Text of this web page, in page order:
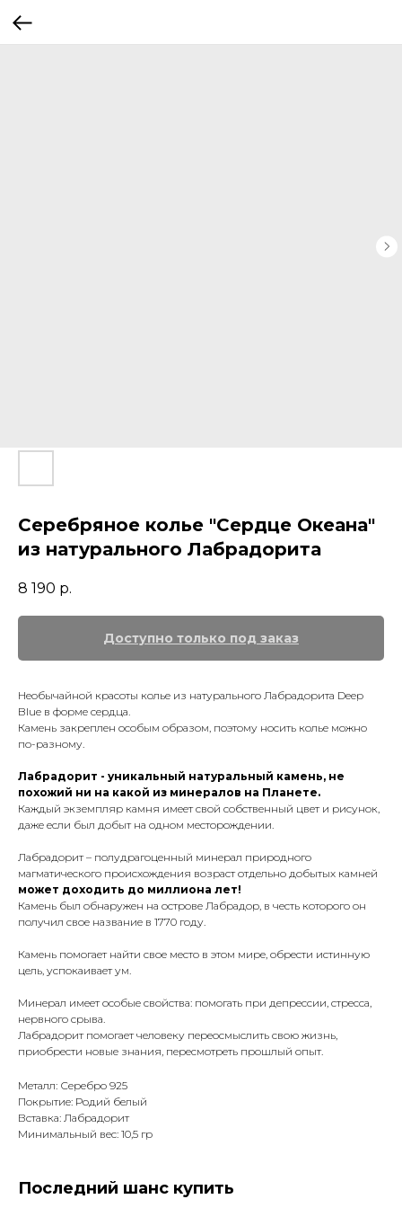
Серебряное колье "Сердце Океана"
из натурального Лабрадорита
8 190 р.
Необычайной красоты колье из натурального Лабрадорита Deep
Blue в форме сердца.
Камень закреплен особым образом, поэтому носить колье можно
по-разному.
Лабрадорит - уникальный натуральный камень, не
похожий ни на какой из минералов на Планете.
Каждый экземпляр камня имеет свой собственный цвет и рисунок,
даже если был добыт на одном месторождении.
Лабрадорит – полудрагоценный минерал природного
магматического происхождения возраст отдельно добытых камней
может доходить до миллиона лет!
Камень был обнаружен на острове Лабрадор, в честь которого он
получил свое название в 1770 году.
Камень помогает найти свое место в этом мире, обрести истинную
цель, успокаивает ум.
Минерал имеет особые свойства: помогать при депрессии, стресса,
нервного срыва.
Лабрадорит помогает человеку переосмыслить свою жизнь,
приобрести новые знания, пересмотреть прошлый опыт.
Металл: Серебро 925
Покрытие: Родий белый
Вставка: Лабрадорит
Минимальный вес: 10,5 гр
Последний шанс купить